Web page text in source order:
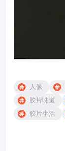
人像
胶片味道
胶片生活